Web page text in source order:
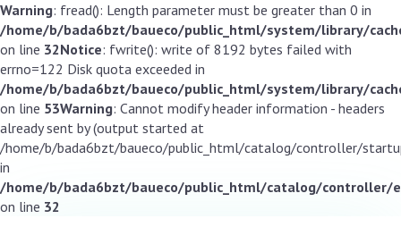
Warning: fread(): Length parameter must be greater than 0 in
/home/b/bada6bzt/baueco/public_html/system/library/
on line 32Notice: fwrite(): write of 8192 bytes failed with
errno=122 Disk quota exceeded in
/home/b/bada6bzt/baueco/public_html/system/library/
on line 53Warning: Cannot modify header information - headers
already sent by (output started at
/home/b/bada6bzt/baueco/public_html/catalog/controller/
in
/home/b/bada6bzt/baueco/public_html/catalog/controller/
on line 32